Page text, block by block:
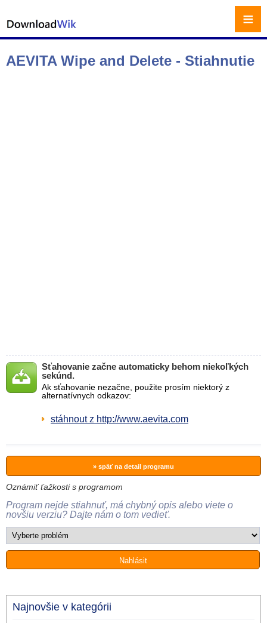
AEVITA Wipe and Delete - Stiahnutie
Sťahovanie začne automaticky behom niekoľkých
sekúnd.
Ak sťahovanie nezačne, použite prosím niektorý z
alternatívnych odkazov:
stáhnout z http://www.aevita.com
» späť na detail programu
Oznámiť ťažkosti s programom
Program nejde stiahnuť, má chybný opis alebo viete o
novšiu verziu? Dajte nám o tom vedieť.
Najnovšie v kategórii
≡